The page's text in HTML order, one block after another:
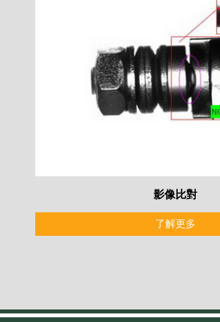
影像比對
了解更多